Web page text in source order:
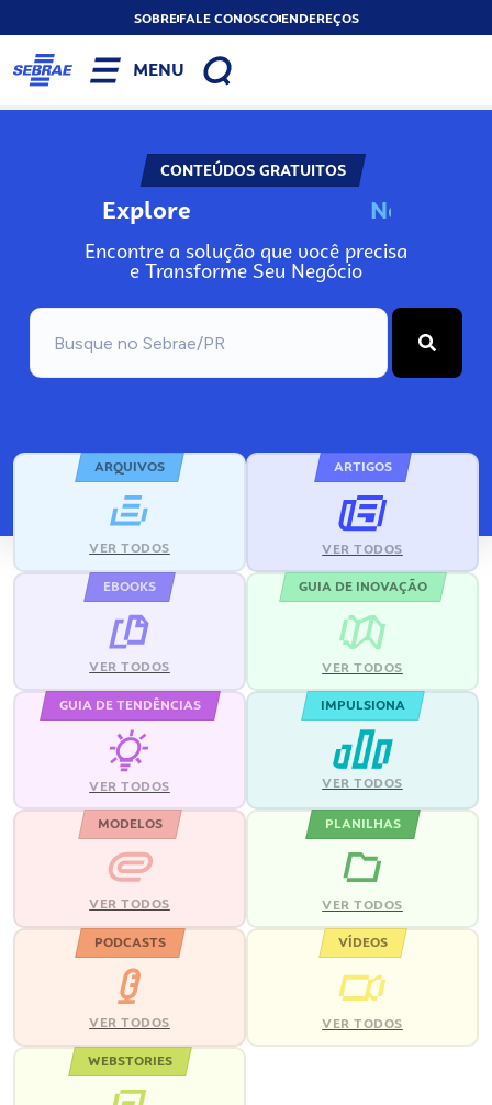
SOBREFALE CONOSCOENDEREÇOS
MENU
CONTEÚDOS GRATUITOS
Explore Nos
Encontre a solução que você precisa
e Transforme Seu Negócio
ARQUIVOS
VER TODOS
ARTIGOS
VER TODOS
EBOOKS
VER TODOS
GUIA DE INOVAÇÃO
VER TODOS
GUIA DE TENDÊNCIAS
VER TODOS
IMPULSIONA
VER TODOS
MODELOS
VER TODOS
PLANILHAS
VER TODOS
PODCASTS
VER TODOS
VÍDEOS
VER TODOS
WEBSTORIES